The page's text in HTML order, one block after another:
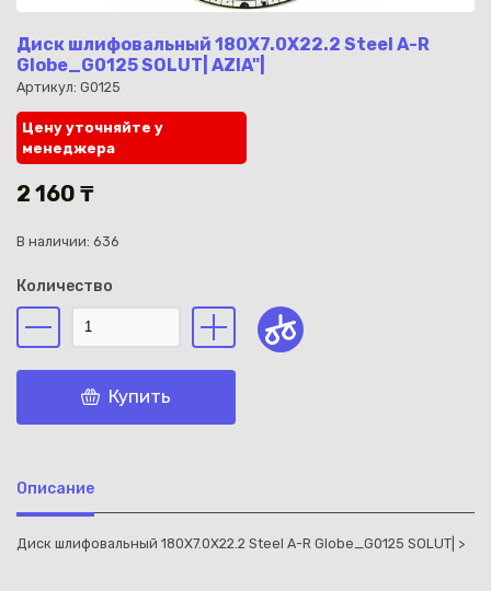
Диск шлифовальный 180X7.0X22.2 Steel A-R
Globe_G0125 SOLUT| AZIA"|
Артикул: G0125
Цену уточняйте у
менеджера
2 160 ₸
В наличии: 636
Количество
Купить
Описание
Диск шлифовальный 180X7.0X22.2 Steel A-R Globe_G0125 SOLUT| >